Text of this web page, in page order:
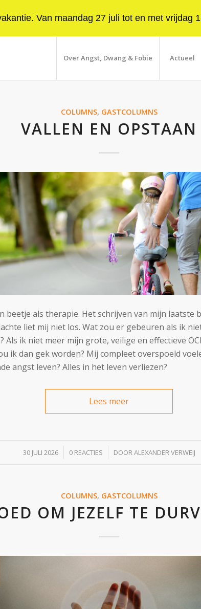
Over Angst, Dwang & Fobie Actueel
COLUMNS, GASTCOLUMNS
VALLEN EN OPSTAAN
beetje als therapie. Het schrijven van mijn laatste
liet mij niet los. Wat zou er gebeuren als ik
Als ik niet meer mijn grote, veilige en effectieve
ik dan gek worden? Mij compleet overspoeld
angst leven? Alles in het leven verliezen?
Lees meer
30 JULI 2026
/ 0 REACTIES
/ DOORALEXANDER VERWEIJ
COLUMNS, GASTCOLUMNS
OM JEZELF TE
Van maandag 27 juli tot en met vrijdag